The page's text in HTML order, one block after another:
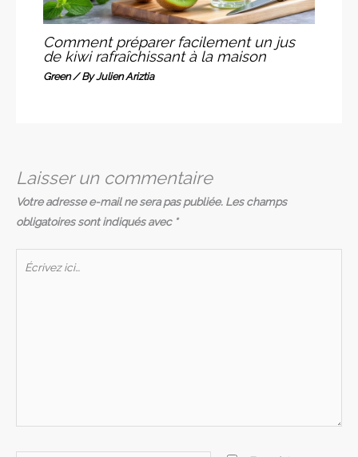
Comment préparer facilement un jus
de kiwi rafraîchissant à la maison
Green/ ByJulien Ariztia
Laisser un commentaire
Votre adresse e-mail ne sera pas publiée. Les champs
obligatoires sont indiqués avec *